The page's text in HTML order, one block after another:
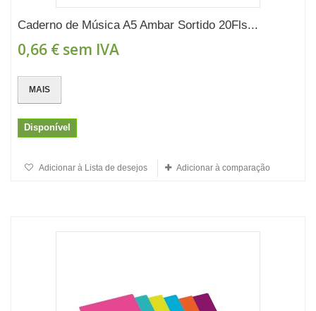
Caderno de Música A5 Ambar Sortido 20Fls...
0,66 € sem IVA
MAIS
Disponível
Adicionar à Lista de desejos Adicionar à comparação